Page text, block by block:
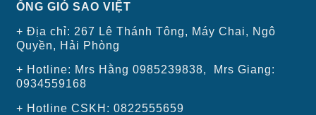
ỐNG GIÓ SAO VIỆT
+ Địa chỉ: 267 Lê Thánh Tông, Máy Chai, Ngô
Quyền, Hải Phòng
+ Hotline: Mrs Hằng 0985239838, Mrs Giang:
0934559168
+ Hotline CSKH: 0822555659